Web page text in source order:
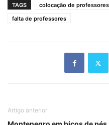
TAGS colocação de professores
falta de professores
Artigo anterior